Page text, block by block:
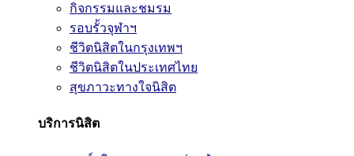
กิจกรรมและชมรม
รอบรั้วจุฬาฯ
ชีวิตนิสิตในกรุงเทพฯ
ชีวิตนิสิตในประเทศไทย
สุขภาวะทางใจนิสิต
บริการนิสิต